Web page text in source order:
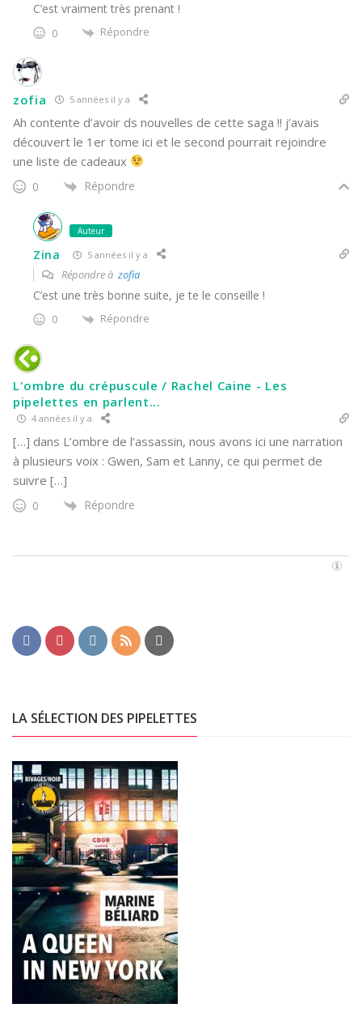
C’est vraiment très prenant !
0 Répondre
zofia 5 années il y a
Ah contente d’avoir ds nouvelles de cette saga !! j’avais
découvert le 1er tome ici et le second pourrait rejoindre
une liste de cadeaux
0 Répondre
Auteur
Zina 5 années il y a
Répondre à zofia
C’est une très bonne suite, je te le conseille !
0 Répondre
L'ombre du crépuscule / Rachel Caine - Les
pipelettes en parlent...
4 années il y a
[…] dans L’ombre de l’assassin, nous avons ici une narration
à plusieurs voix : Gwen, Sam et Lanny, ce qui permet de
suivre […]
0 Répondre
LA SÉLECTION DES PIPELETTES